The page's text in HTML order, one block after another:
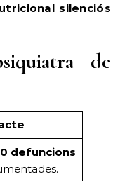
silenciós
de
defuncions